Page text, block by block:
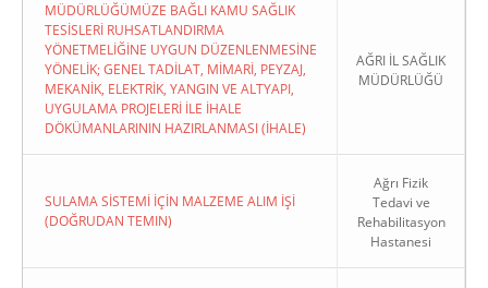
MÜDÜRLÜĞÜMÜZE BAĞLI KAMU SAĞLIK
TESİSLERİ RUHSATLANDIRMA
YÖNETMELİĞİNE UYGUN DÜZENLENMESİNE
YÖNELİK; GENEL TADİLAT, MİMARİ, PEYZAJ,
MEKANİK, ELEKTRİK, YANGIN VE ALTYAPI,
UYGULAMA PROJELERİ İLE İHALE
DÖKÜMANLARININ HAZIRLANMASI (İHALE)
AĞRI İL SAĞLIK
MÜDÜRLÜĞÜ
SULAMA SİSTEMİ İÇİN MALZEME ALIM İŞİ
(DOĞRUDAN TEMIN)
Ağrı Fizik
Tedavi ve
Rehabilitasyon
Hastanesi